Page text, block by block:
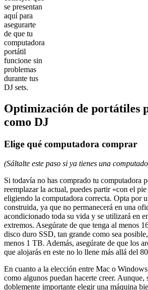
se presentan
aquí para
asegurarte
de que tu
computadora
portátil
funcione sin
problemas
durante tus
DJ sets.
Optimización de portátiles
como DJ
Elige qué computadora comprar
(Sáltalte este paso si ya tienes una
Si todavía no has comprado tu computadora
reemplazar la actual, puedes partir «con el
eligiendo la computadora correcta. Opta por
construida, ya que no permanecerá en una
acondicionado toda su vida y se utilizará en
extremos. Asegúrate de que tenga al menos
disco duro SSD, tan grande como sea
menos 1 TB. Además, asegúrate de que los
que alojarás en este no lo llene más allá del
En cuanto a la elección entre Mac o
como algunos puedan hacerte creer.
doblemente importante elegir una máquina